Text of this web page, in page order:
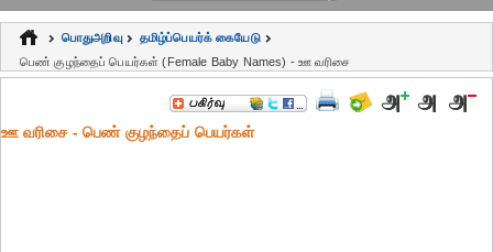
கல்வி
ஆன்மிகம்
பொதுஅறிவு
தமிழ்ப்பெயர்க் கையேடு
பெண் குழந்தைப் பெயர்கள் (Female Baby Names) - ஊ வரிசை
ஊ வரிசை - பெண் குழந்தைப் பெயர்கள்